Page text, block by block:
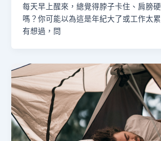
每天早上醒來，總覺得脖子卡住、肩膀
嗎？你可能以為這是年紀大了或工作太
有想過，問